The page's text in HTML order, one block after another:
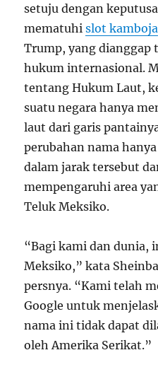
setuju dengan
mematuhislot kamboja
Trump, yang dianggap
hukum internasional.
tentang Hukum Laut,
suatu negara hanya
laut dari garis
perubahan nama
dalam jarak tersebut
mempengaruhi area
Teluk Meksiko.
“Bagi kami dan dunia,
Meksiko,” kata
persnya. “Kami telah
Google untuk
nama ini tidak dapat
oleh Amerika Serikat.”